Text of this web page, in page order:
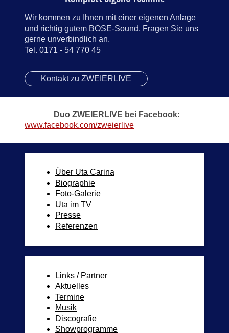
Wir kommen zu Ihnen mit einer eigenen Anlage
und richtig gutem BOSE-Sound. Fragen Sie uns
gerne unverbindlich an.
Tel. 0171 - 54 770 45
Kontakt zu ZWEIERLIVE
Duo ZWEIERLIVE bei Facebook:
www.facebook.com/zweierlive
Über Uta Carina
Biographie
Foto-Galerie
Uta im TV
Presse
Referenzen
Links / Partner
Aktuelles
Termine
Musik
Discografie
Showprogramme